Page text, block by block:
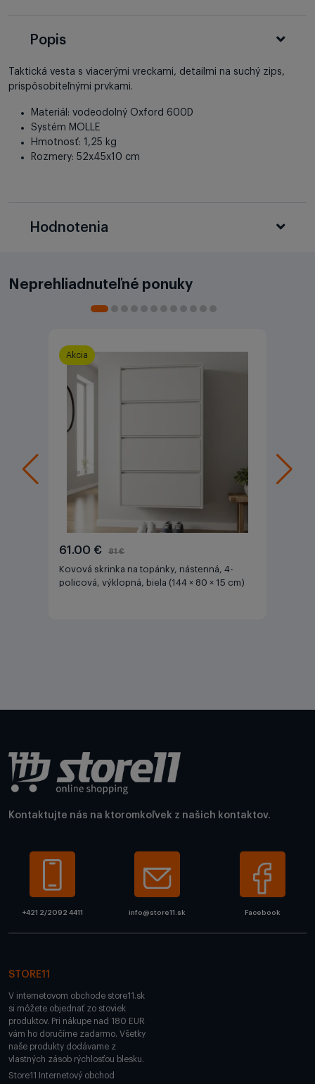
Popis
Taktická vesta s viacerými vreckami, detailmi na suchý zips,
prispôsobiteľnými prvkami.
Materiál: vodeodolný Oxford 600D
Systém MOLLE
Hmotnosť: 1,25 kg
Rozmery: 52x45x10 cm
Hodnotenia
Neprehliadnuteľné ponuky
Akcia
61.00 € 81 €
Kovová skrinka na topánky, nástenná, 4-
policová, výklopná, biela (144 × 80 × 15 cm)
Kontaktujte nás na ktoromkoľvek z našich kontaktov.
+421 2/2092 4411 info@store11.sk Facebook
STORE11
V internetovom obchode store11.sk
si môžete objednať zo stoviek
produktov. Pri nákupe nad 180 EUR
vám ho doručíme zadarmo. Všetky
naše produkty dodávame z
vlastných zásob rýchlosťou blesku.
Store11 Internetový obchod